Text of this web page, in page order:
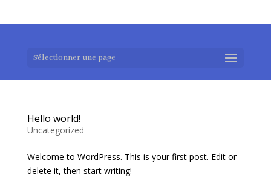
Sélectionner une page
Hello world!
Uncategorized
Welcome to WordPress. This is your first post. Edit or
delete it, then start writing!